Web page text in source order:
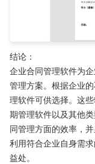
结论：
企业合同管理软件为
管理方案。根据企业
理软件可供选择。这
期管理软件以及其他
同管理方面的效率，
利用符合企业自身需
益处。